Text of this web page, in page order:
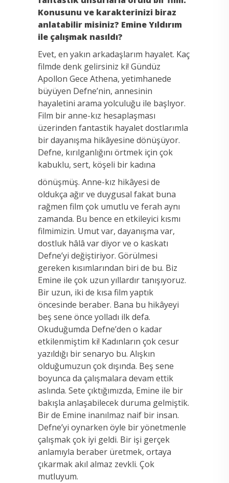
Konusunu ve karakterinizi biraz
anlatabilir misiniz? Emine Yıldırım
ile çalışmak nasıldı?
Evet, en yakın arkadaşlarım hayalet. Kaç
filmde denk gelirsiniz ki! Gündüz
Apollon Gece Athena, yetimhanede
büyüyen Defne’nin, annesinin
hayaletini arama yolculuğu ile başlıyor.
Film bir anne-kız hesaplaşması
üzerinden fantastik hayalet dostlarımla
bir dayanışma hikâyesine dönüşüyor.
Defne, kırılganlığını örtmek için çok
kabuklu, sert, köşeli bir kadına
dönüşmüş. Anne-kız hikâyesi de
oldukça ağır ve duygusal fakat buna
rağmen film çok umutlu ve ferah aynı
zamanda. Bu bence en etkileyici kısmı
filmimizin. Umut var, dayanışma var,
dostluk hâlâ var diyor ve o kaskatı
Defne’yi değiştiriyor. Görülmesi
gereken kısımlarından biri de bu. Biz
Emine ile çok uzun yıllardır tanışıyoruz.
Bir uzun, iki de kısa film yaptık
öncesinde beraber. Bana bu hikâyeyi
beş sene önce yolladı ilk defa.
Okuduğumda Defne’den o kadar
etkilenmiştim ki! Kadınların çok cesur
yazıldığı bir senaryo bu. Alışkın
olduğumuzun çok dışında. Beş sene
boyunca da çalışmalara devam ettik
aslında. Sete çıktığımızda, Emine ile bir
bakışla anlaşabilecek duruma gelmiştik.
Bir de Emine inanılmaz naif bir insan.
Defne’yi oynarken öyle bir yönetmenle
çalışmak çok iyi geldi. Bir işi gerçek
anlamıyla beraber üretmek, ortaya
çıkarmak akıl almaz zevkli. Çok
mutluyum.